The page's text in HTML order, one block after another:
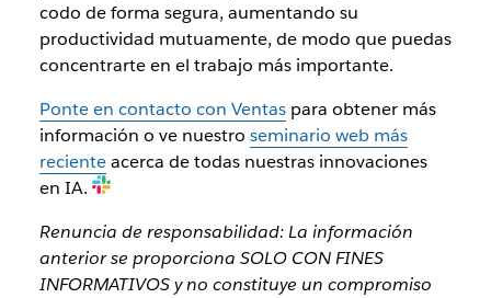
codo de forma segura, aumentando su
productividad mutuamente, de modo que puedas
concentrarte en el trabajo más importante.
Ponte en contacto con Ventaspara obtener más
información o ve nuestro seminario web más
recienteacerca de todas nuestras innovaciones
en IA.
Renuncia de responsabilidad: La información
anterior se proporciona SOLO CON FINES
INFORMATIVOS y no constituye un compromiso